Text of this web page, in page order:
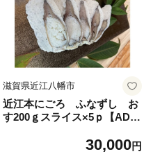
滋賀県近江八幡市
近江本にごろ ふなずし お
す200ｇスライス×5ｐ【AD38
30,000円